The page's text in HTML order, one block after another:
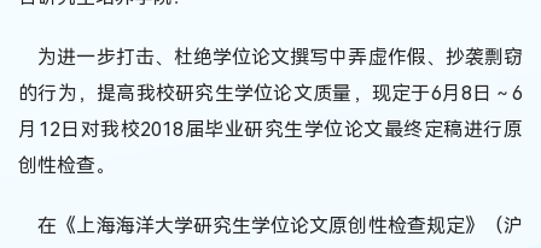
为进一步打击、杜绝学位论文撰写中弄虚作假、抄袭剽窃
的行为，提高我校研究生学位论文质量， 现定于6月8日～6
月12日对我校2018届毕业研究生学位论文最终定稿进行原
创性检查。
在《上海海洋大学研究生学位论文原创性检查规定》（沪